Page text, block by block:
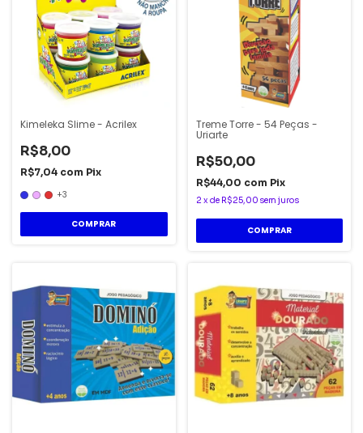
Kimeleka Slime - Acrilex
R$8,00
R$7,04 com Pix
+3
COMPRAR
Treme Torre - 54 Peças -
Uriarte
R$50,00
R$44,00 com Pix
2 x de R$25,00 sem juros